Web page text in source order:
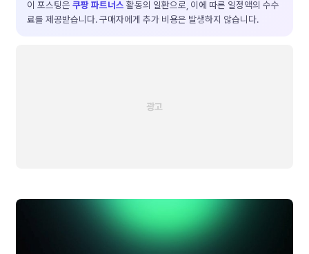
이 포스팅은 쿠팡 파트너스 활동의 일환으로, 이에 따른 일정액의 수수
료를 제공받습니다. 구매자에게 추가 비용은 발생하지 않습니다.